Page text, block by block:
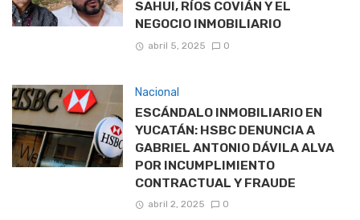
SAHUI, RÍOS COVIÁN Y EL
NEGOCIO INMOBILIARIO
abril 5, 2025 0
Nacional
ESCÁNDALO INMOBILIARIO EN
YUCATÁN: HSBC DENUNCIA A
GABRIEL ANTONIO DÁVILA ALVA
POR INCUMPLIMIENTO
CONTRACTUAL Y FRAUDE
abril 2, 2025 0